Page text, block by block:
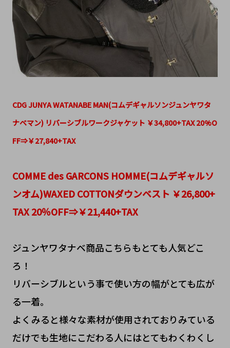
CDG JUNYA WATANABE MAN(コムデギャルソンジュンヤワタ
ナベマン) リバーシブルワークジャケット ￥34,800+TAX 20%O
FF⇒￥27,840+TAX
COMME des GARCONS HOMME(コムデギャルソ
ンオム)WAXED COTTONダウンベスト ￥26,800+
TAX 20％OFF⇒￥21,440+TAX
ジュンヤワタナベ商品こちらもとても人気どこ
ろ！
リバーシブルという事で使い方の幅がとても広が
る一着。
よくみると様々な素材が使用されておりみている
だけでも生地にこだわる人にはとてもわくわくし